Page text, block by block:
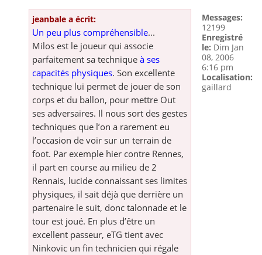
jeanbale a écrit:
Un peu plus compréhensible...
Milos est le joueur qui associe
parfaitement sa techniqueà ses
capacités physiques. Son excellente
technique lui permet de jouer de son
corps et du ballon, pour mettre Out
ses adversaires. Il nous sort des gestes
techniques que l’on a rarement eu
l’occasion de voir sur un terrain de
foot. Par exemple hier contre Rennes,
il part en course au milieu de 2
Rennais, lucide connaissant ses limites
physiques, il sait déjà que derrière un
partenaire le suit, donc talonnade et le
tour est joué. En plus d’être un
excellent passeur, eTG tient avec
Ninkovic un fin technicien qui régale
Messages:
12199
Enregistré
le: Dim Jan
08, 2006
6:16 pm
Localisation:
gaillard